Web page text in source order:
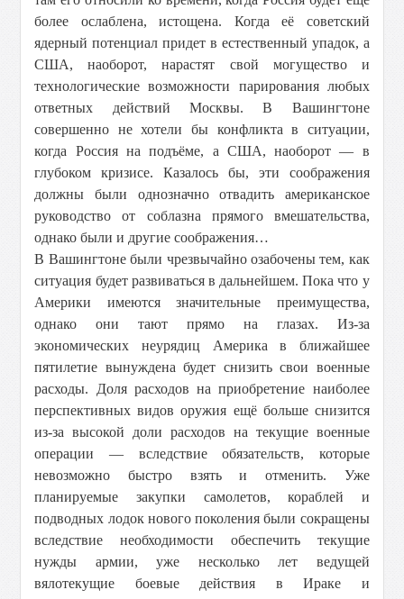
более ослаблена, истощена. Когда её советский
ядерный потенциал придет в естественный упадок, а
США, наоборот, нарастят свой могущество и
технологические возможности парирования любых
ответных действий Москвы. В Вашингтоне
совершенно не хотели бы конфликта в ситуации,
когда Россия на подъёме, а США, наоборот — в
глубоком кризисе. Казалось бы, эти соображения
должны были однозначно отвадить американское
руководство от соблазна прямого вмешательства,
однако были и другие соображения…
В Вашингтоне были чрезвычайно озабочены тем, как
ситуация будет развиваться в дальнейшем. Пока что у
Америки имеются значительные преимущества,
однако они тают прямо на глазах. Из-за
экономических неурядиц Америка в ближайшее
пятилетие вынуждена будет снизить свои военные
расходы. Доля расходов на приобретение наиболее
перспективных видов оружия ещё больше снизится
из-за высокой доли расходов на текущие военные
операции — вследствие обязательств, которые
невозможно быстро взять и отменить. Уже
планируемые закупки самолетов, кораблей и
подводных лодок нового поколения были сокращены
вследствие необходимости обеспечить текущие
нужды армии, уже несколько лет ведущей
вялотекущие боевые действия в Ираке и